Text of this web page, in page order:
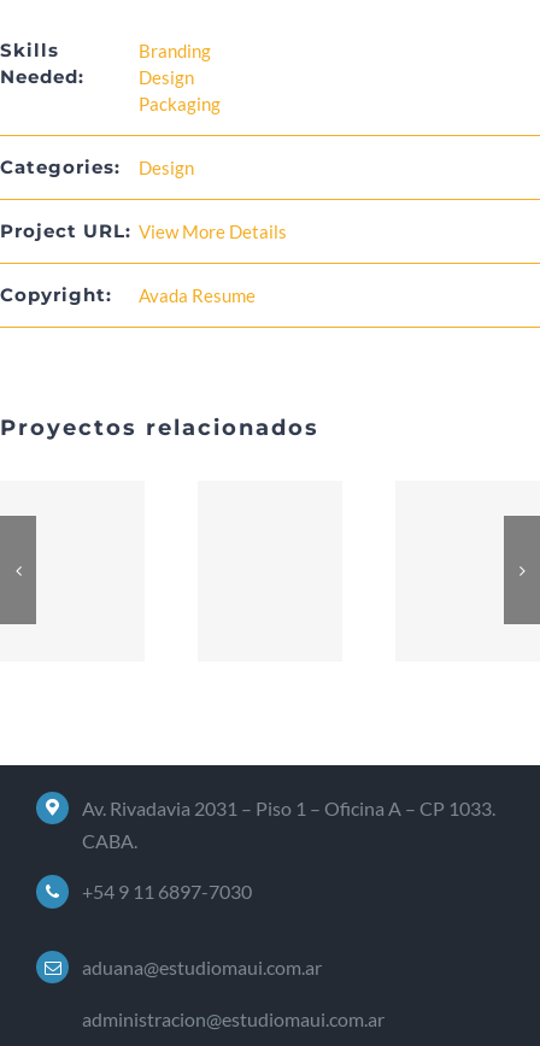
Skills
Needed:
Branding
Design
Packaging
Categories: Design
Project URL: View More Details
Copyright: Avada Resume
Proyectos relacionados
Av. Rivadavia 2031 – Piso 1 – Oficina A – CP 1033.
CABA.
+54 9 11 6897-7030
aduana@estudiomaui.com.ar
administracion@estudiomaui.com.ar